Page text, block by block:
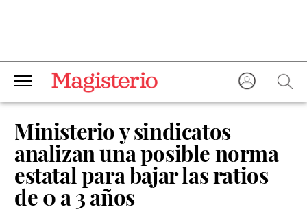
Ministerio y sindicatos
analizan una posible norma
estatal para bajar las ratios
de 0 a 3 años